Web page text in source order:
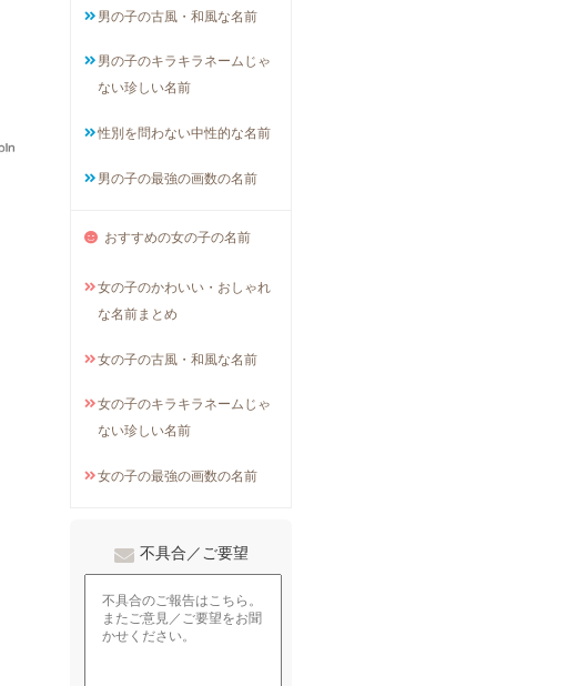
男の子の古風・和風な名前
男の子のキラキラネームじゃ
ない珍しい名前
性別を問わない中性的な名前
男の子の最強の画数の名前
おすすめの女の子の名前
女の子のかわいい・おしゃれ
な名前まとめ
女の子の古風・和風な名前
女の子のキラキラネームじゃ
ない珍しい名前
女の子の最強の画数の名前
不具合／ご要望